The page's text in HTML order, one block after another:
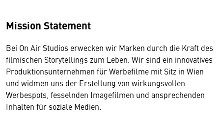
Mission Statement
Bei On Air Studios erwecken wir Marken durch die Kraft des
filmischen Storytellings zum Leben. Wir sind ein innovatives
Produktionsunternehmen für Werbefilme mit Sitz in Wien
und widmen uns der Erstellung von wirkungsvollen
Werbespots, fesselnden Imagefilmen und ansprechenden
Inhalten für soziale Medien.